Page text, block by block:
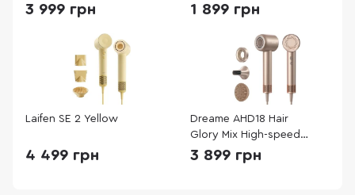
3 999 грн 1 899 грн
Laifen SE 2 Yellow
4 499 грн
Dreame AHD18 Hair
Glory Mix High-speed
Hair Dryer Gold
3 899 грн